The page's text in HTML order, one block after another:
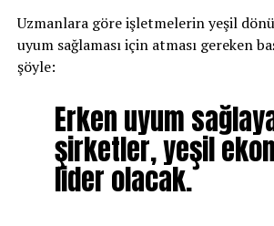
Uzmanlara göre işletmelerin yeşil
uyum sağlaması için atması gereken
şöyle:
Erken uyum
şirketler, yeşil
lider olacak.